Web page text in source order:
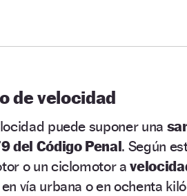
de velocidad
puede suponer una
del Código Penal. Según
o un ciclomotor a
vía urbana o en ochenta